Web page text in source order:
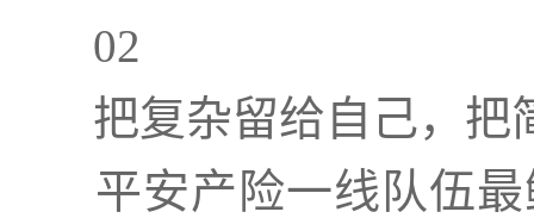
02
把复杂留给自己，把
平安产险一线队伍最